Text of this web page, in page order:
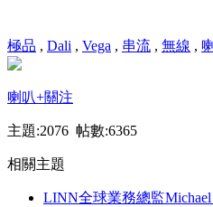
極品 , Dali , Vega , 串流 , 無線 ,
喇叭+關注
主題:2076 帖數:6365
相關主題
LINN全球業務總監Michael